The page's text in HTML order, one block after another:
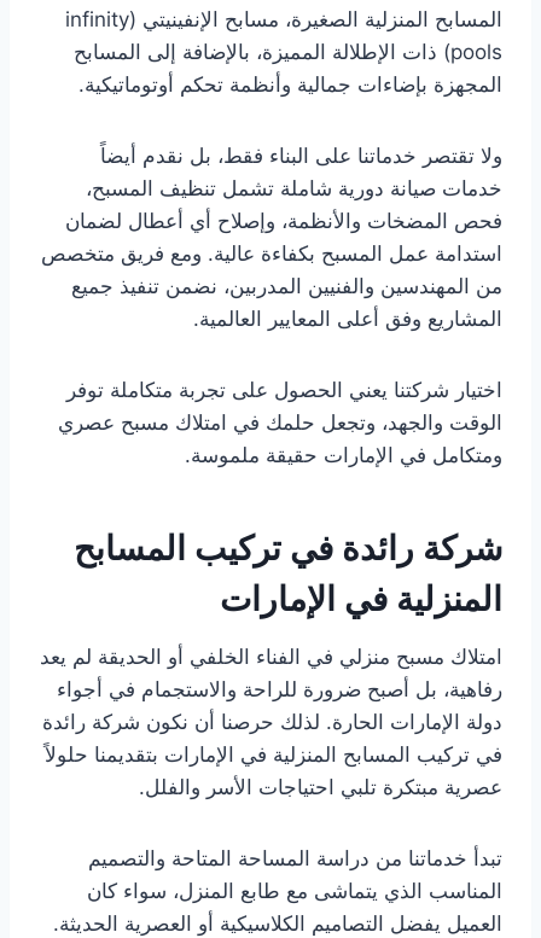
المسابح المنزلية الصغيرة، مسابح الإنفينيتي (infinity
pools) ذات الإطلالة المميزة، بالإضافة إلى المسابح
المجهزة بإضاءات جمالية وأنظمة تحكم أوتوماتيكية.
ولا تقتصر خدماتنا على البناء فقط، بل نقدم أيضاً
خدمات صيانة دورية شاملة تشمل تنظيف المسبح،
فحص المضخات والأنظمة، وإصلاح أي أعطال لضمان
استدامة عمل المسبح بكفاءة عالية. ومع فريق متخصص
من المهندسين والفنيين المدربين، نضمن تنفيذ جميع
المشاريع وفق أعلى المعايير العالمية.
اختيار شركتنا يعني الحصول على تجربة متكاملة توفر
الوقت والجهد، وتجعل حلمك في امتلاك مسبح عصري
ومتكامل في الإمارات حقيقة ملموسة.
شركة رائدة في تركيب المسابح
المنزلية في الإمارات
امتلاك مسبح منزلي في الفناء الخلفي أو الحديقة لم يعد
رفاهية، بل أصبح ضرورة للراحة والاستجمام في أجواء
دولة الإمارات الحارة. لذلك حرصنا أن نكون شركة رائدة
في تركيب المسابح المنزلية في الإمارات بتقديمنا حلولاً
عصرية مبتكرة تلبي احتياجات الأسر والفلل.
تبدأ خدماتنا من دراسة المساحة المتاحة والتصميم
المناسب الذي يتماشى مع طابع المنزل، سواء كان
العميل يفضل التصاميم الكلاسيكية أو العصرية الحديثة.